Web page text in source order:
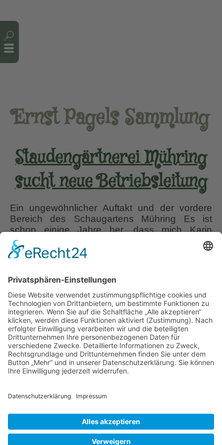
Ernst Pagels Sammlung
Staudengärtnerei Mühring
sucht neue Betriebsleitung
Ein ungewöhnlicher Auftakt und der vordere
Bereich des Schaugartens Mühring Es ist
schon einige Jahre her, dass mich Karin
Berends-Lüürßen einlud, mit ihr die Gärtnerei
zu besuchen, in der sie ihre Lehre als
“Gartenpraxis” die Mitteilung, dass Gerhard
Mühring plötzlich verstorben war. Der Nachruf
…Staudengärtnerei
Mühring
sucht
neue
Betriebsleitung
Liebe Leser! Ihr könnt euch per E-Mail
informieren lassen, wenn neue Artikel auf
Wurzerlsgarten erscheinen.Folgt dafür einfach
diesem Link und gebt dort eure E-Mailadresse
29. September 2023